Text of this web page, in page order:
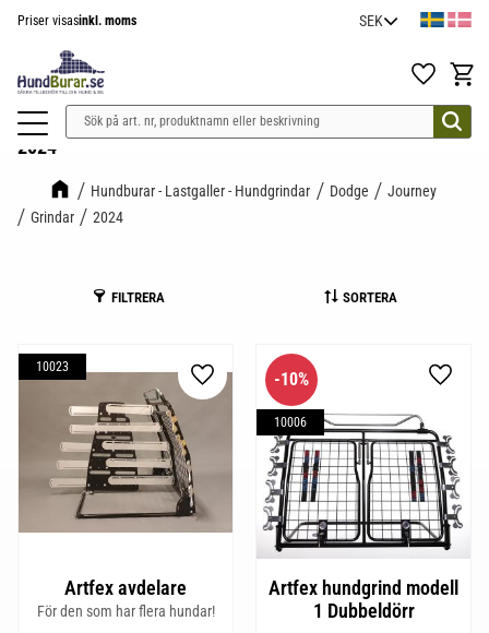
Priser visasinkl. moms
Favoriter
2024
Hundburar - Lastgaller - Hundgrindar Dodge
Journey
Grindar
2024
FILTRERA SORTERA
Artfex avdelare
För den som har flera hundar!
10023
Lägg till i favoriter
Artfex hundgrind modell
1 Dubbeldörr
10%
10006
Lägg